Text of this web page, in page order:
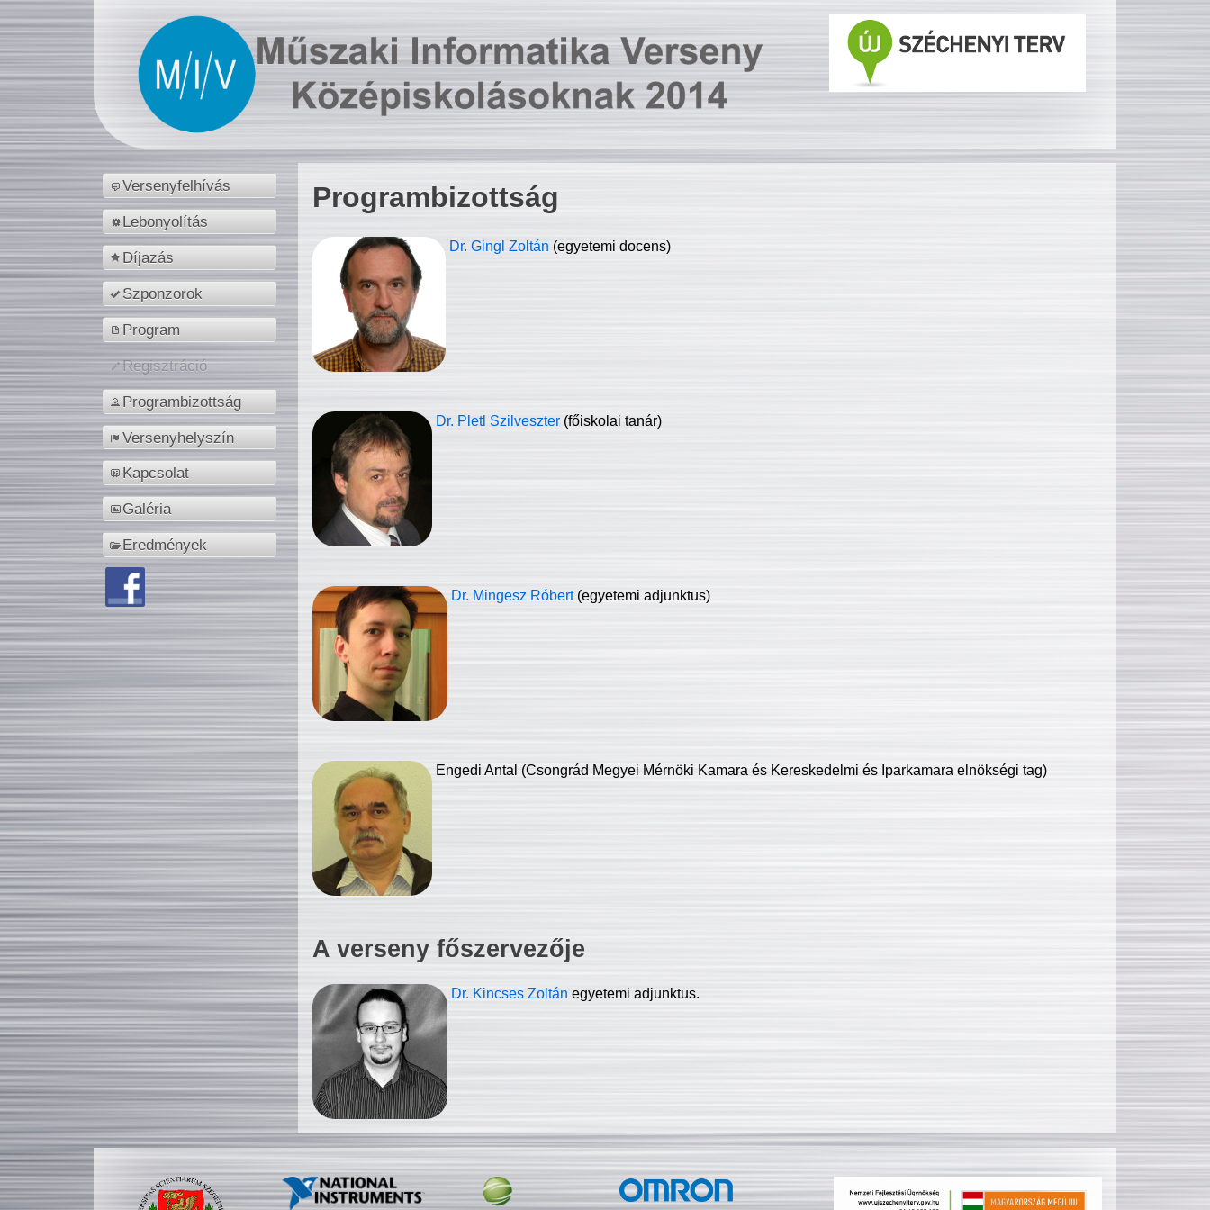
Versenyfelhívás
Lebonyolítás
Díjazás
Szponzorok
Program
Regisztráció
Programbizottság
Versenyhelyszín
Kapcsolat
Galéria
Eredmények
Programbizottság
Dr. Gingl Zoltán (egyetemi docens)
Dr. Pletl Szilveszter (főiskolai tanár)
Dr. Mingesz Róbert (egyetemi adjunktus)
Engedi Antal (Csongrád Megyei Mérnöki Kamara és Kereskedelmi és Iparkamara elnökségi tag)
A verseny főszervezője
Dr. Kincses Zoltán egyetemi adjunktus.